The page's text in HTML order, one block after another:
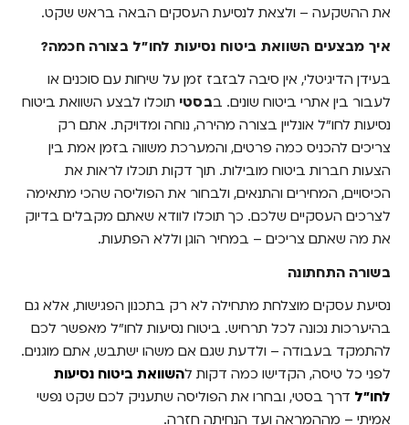
את ההשקעה – ולצאת לנסיעת העסקים הבאה בראש שקט.
איך מבצעים השוואת ביטוח נסיעות לחו"ל בצורה חכמה?
בעידן הדיגיטלי, אין סיבה לבזבז זמן על שיחות עם סוכנים או
לעבור בין אתרי ביטוח שונים. בבסטי תוכלו לבצע השוואת ביטוח
נסיעות לחו"ל אונליין בצורה מהירה, נוחה ומדויקת. אתם רק
צריכים להכניס כמה פרטים, והמערכת משווה בזמן אמת בין
הצעות חברות ביטוח מובילות. תוך דקות תוכלו לראות את
הכיסויים, המחירים והתנאים, ולבחור את הפוליסה שהכי מתאימה
לצרכים העסקיים שלכם. כך תוכלו לוודא שאתם מקבלים בדיוק
את מה שאתם צריכים – במחיר הוגן וללא הפתעות.
בשורה התחתונה
נסיעת עסקים מוצלחת מתחילה לא רק בתכנון הפגישות, אלא גם
בהיערכות נכונה לכל תרחיש. ביטוח נסיעות לחו"ל מאפשר לכם
להתמקד בעבודה – ולדעת שגם אם משהו ישתבש, אתם מוגנים.
לפני כל טיסה, הקדישו כמה דקות להשוואת ביטוח נסיעות
לחו"ל דרך בסטי, ובחרו את הפוליסה שתעניק לכם שקט נפשי
אמיתי – מההמראה ועד הנחיתה חזרה.